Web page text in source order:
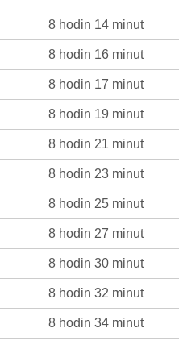
8 hodin 14 minut
8 hodin 16 minut
8 hodin 17 minut
8 hodin 19 minut
8 hodin 21 minut
8 hodin 23 minut
8 hodin 25 minut
8 hodin 27 minut
8 hodin 30 minut
8 hodin 32 minut
8 hodin 34 minut